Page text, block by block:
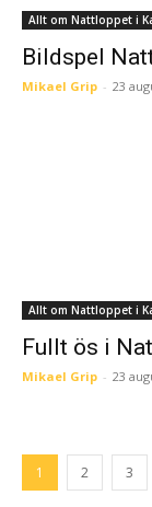
Allt om Nattloppet i
Bildspel
Mikael Grip - 23
Allt om Nattloppet i
Fullt ös i
Mikael Grip - 23
1 2 3